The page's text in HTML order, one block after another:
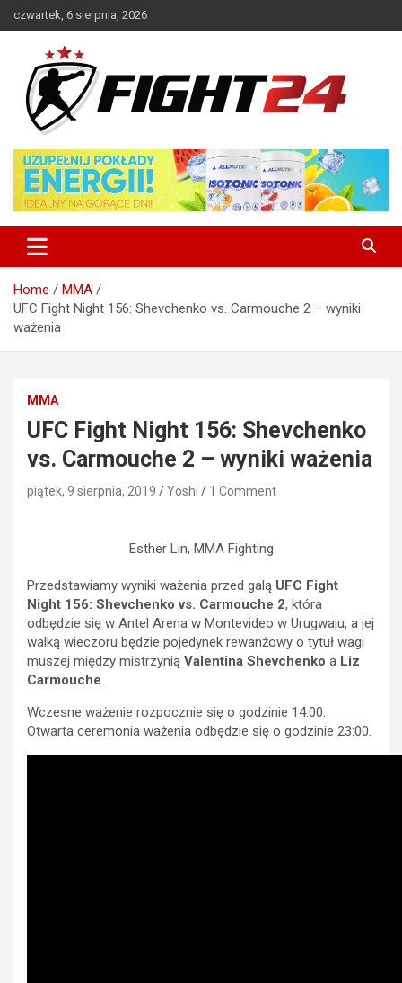
to
czwartek, 6 sierpnia, 2026
FIGHT24.PL – MMA i K-1, UFC
Home
MMA
UFC Fight Night 156: Shevchenko vs. Carmouche 2 – wyniki
ważenia
MMA
UFC Fight Night 156: Shevchenko
vs. Carmouche 2 – wyniki ważenia
piątek, 9 sierpnia, 2019 Yoshi 1 Comment
Esther Lin, MMA Fighting
Przedstawiamy wyniki ważenia przed galą UFC Fight
Night 156: Shevchenko vs. Carmouche 2, która
odbędzie się w Antel Arena w Montevideo w Urugwaju, a jej
walką wieczoru będzie pojedynek rewanżowy o tytuł wagi
muszej między mistrzynią Valentina Shevchenko a Liz
Carmouche.
Wczesne ważenie rozpocznie się o godzinie 14:00.
Otwarta ceremonia ważenia odbędzie się o godzinie 23:00.